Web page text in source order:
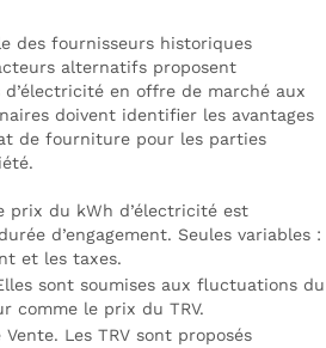
des fournisseurs historiques
alternatifs proposent
d’électricité en offre de marché aux
doivent identifier les avantages
de fourniture pour les parties
prix du kWh d’électricité est
d’engagement. Seules variables :
et les taxes.
sont soumises aux fluctuations du
comme le prix du TRV.
Les TRV sont proposés